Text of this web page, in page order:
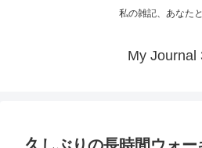
私の雑記、あなたと
My Journal